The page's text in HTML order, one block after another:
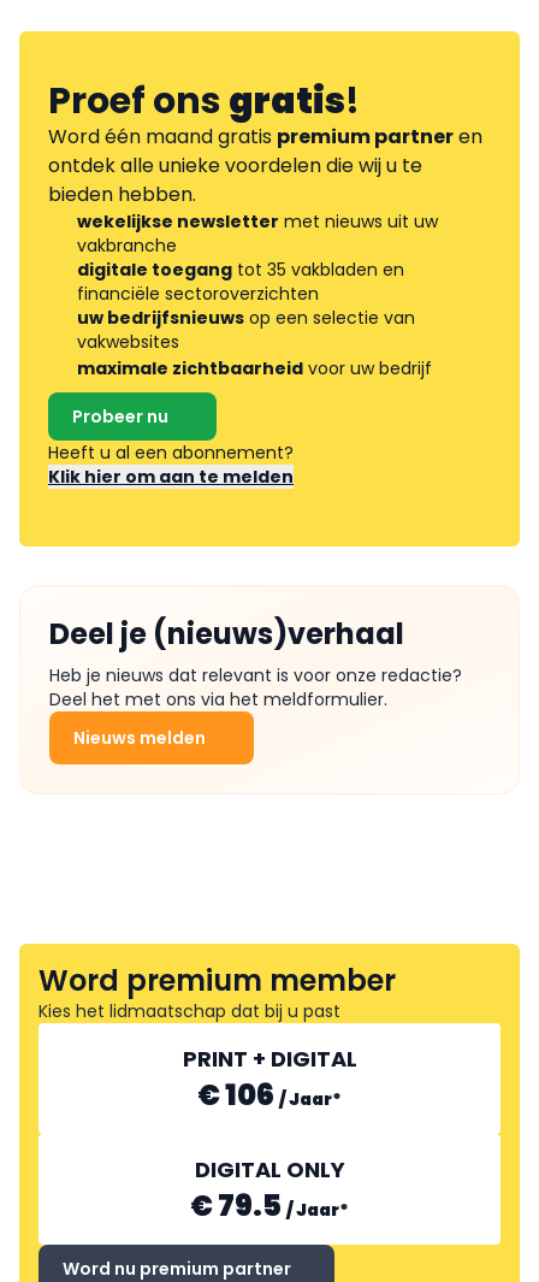
Proef onsgratis!
Word één maand gratis premium partneren
ontdek alle unieke voordelen die wij u te
bieden hebben.
wekelijkse newsletter met nieuws uit uw
vakbranche
digitale toegang tot 35 vakbladen en
financiële sectoroverzichten
uw bedrijfsnieuws op een selectie van
vakwebsites
maximale zichtbaarheid voor uw bedrijf
Probeer nu
Heeft u al een abonnement?
Klik hier om aan te melden
Deel je (nieuws)verhaal
Heb je nieuws dat relevant is voor onze redactie?
Deel het met ons via het meldformulier.
Nieuws melden
Word premium member
Kies het lidmaatschap dat bij u past
PRINT + DIGITAL
€ 106 /Jaar*
DIGITAL ONLY
€ 79.5 /Jaar*
Word nu premium partner